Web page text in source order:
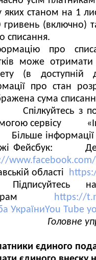
яких станом на 1
гривень (включно)
списання.
про
може отримати
(в доступній
про стан
сума
з
сервісу
інформації
Фейсбук:
області
https://
УкраїниYou Tube
Головне
єдиного